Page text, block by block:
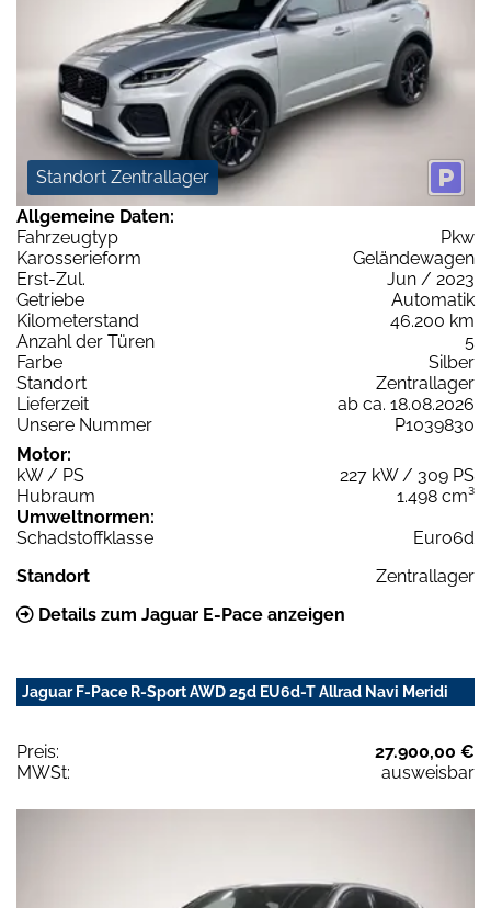
Standort Zentrallager
Allgemeine Daten:
Fahrzeugtyp
Pkw
Karosserieform
Geländewagen
Erst-Zul.
Jun / 2023
Getriebe
Automatik
Kilometerstand
46.200 km
Anzahl der Türen
5
Farbe
Silber
Standort
Zentrallager
Lieferzeit
ab ca. 18.08.2026
Unsere Nummer
P1039830
Motor:
kW / PS
227 kW / 309 PS
Hubraum
1.498 cm³
Umweltnormen:
Schadstoffklasse
Euro6d
Standort
Zentrallager
Details zum Jaguar E-Pace anzeigen
Jaguar F-Pace R-Sport AWD 25d EU6d-T Allrad Navi Meridi
Preis:
27.900,00 €
MWSt:
ausweisbar